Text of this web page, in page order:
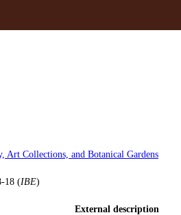
Art Collections, and Botanical Gardens
18 (IBE)
External description